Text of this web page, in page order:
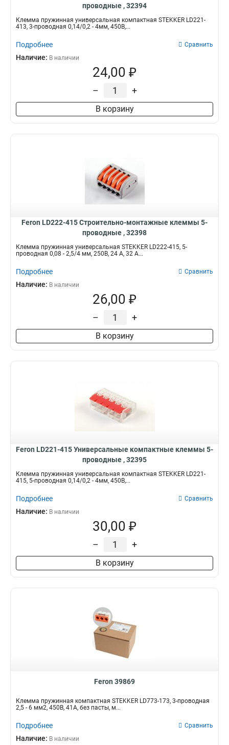
проводные , 32394
Клемма пружинная универсальная компактная STEKKER LD221-
413, 3-проводная 0,14/0,2 - 4мм, 450В,...
Подробнее Сравнить
Наличие: В наличии
24,00 ₽
– +
В корзину
Feron LD222-415 Cтроительно-монтажные клеммы 5-
проводные , 32398
Клемма пружинная универсальная STEKKER LD222-415, 5-
проводная 0,08 - 2,5/4 мм, 250В, 24 A, 32 A...
Подробнее Сравнить
Наличие: В наличии
26,00 ₽
– +
В корзину
Feron LD221-415 Универсальные компактные клеммы 5-
проводные , 32395
Клемма пружинная универсальная компактная STEKKER LD221-
415, 5-проводная 0,14/0,2 - 4мм, 450В,...
Подробнее Сравнить
Наличие: В наличии
30,00 ₽
– +
В корзину
Feron 39869
Клемма пружинная компактная STEKKER LD773-173, 3-проводная
2,5 - 6 мм2, 450В, 41А, без пасты, м...
Подробнее Сравнить
Наличие: В наличии